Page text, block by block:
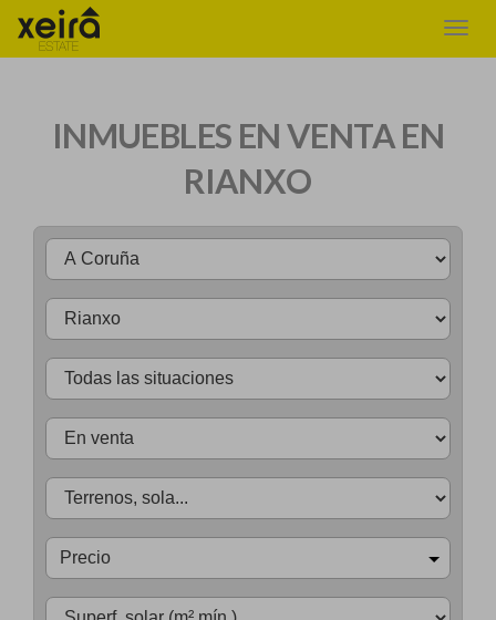
INMUEBLES EN VENTA EN
RIANXO
Precio